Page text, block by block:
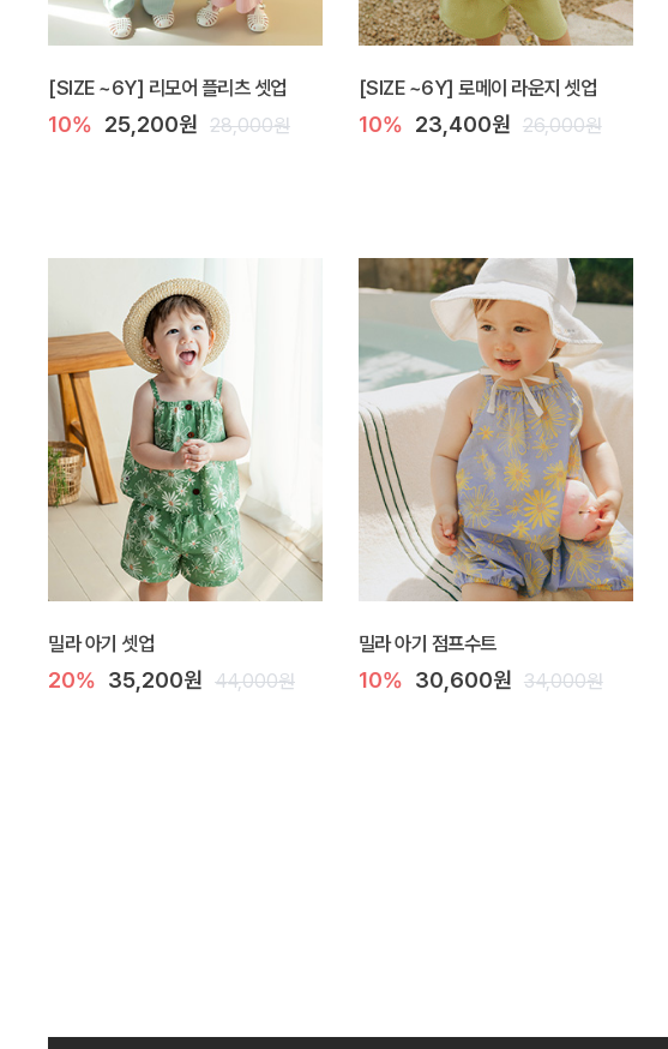
[SIZE ~6Y] 리모어 플리츠 셋업
10% 25,200원 28,000원
[SIZE ~6Y] 로메이 라운지 셋업
10% 23,400원 26,000원
밀라 아기 셋업
20% 35,200원 44,000원
밀라 아기 점프수트
10% 30,600원 34,000원